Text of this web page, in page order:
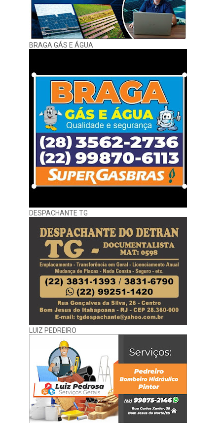
BRAGA GÁS E ÁGUA
DESPACHANTE TG
LUIZ PEDREIRO